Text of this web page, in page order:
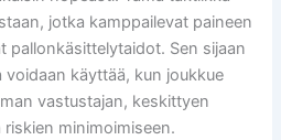
jotka kamppailevat paineen
pallonkäsittelytaidot. Sen sijaan
käyttää, kun joukkue
vastustajan, keskittyen
minimoimiseen.